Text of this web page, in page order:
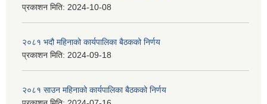
प्रकाशन मिति: 2024-10-08
२०८१ भदौ महिनाको कार्यपालिका बैठकको निर्णय
प्रकाशन मिति: 2024-09-18
२०८१ साउन महिनाको कार्यपालिका बैठकको निर्णय